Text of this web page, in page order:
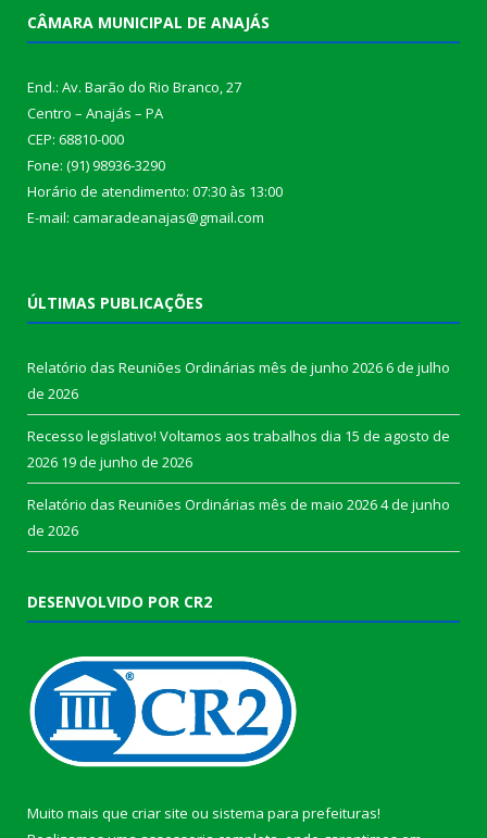
CÂMARA MUNICIPAL DE ANAJÁS
End.: Av. Barão do Rio Branco, 27
Centro – Anajás – PA
CEP: 68810-000
Fone: (91) 98936-3290
Horário de atendimento: 07:30 às 13:00
E-mail: camaradeanajas@gmail.com
ÚLTIMAS PUBLICAÇÕES
Relatório das Reuniões Ordinárias mês de junho 20266 de julho
de 2026
Recesso legislativo! Voltamos aos trabalhos dia 15 de agosto de
2026 19 de junho de 2026
Relatório das Reuniões Ordinárias mês de maio 20264 de junho
de 2026
DESENVOLVIDO POR CR2
Muito mais que criar site ou sistema para prefeituras!